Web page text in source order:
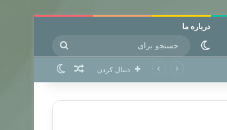
درباره ما
تغییر پوسته
برای دنبال کردن نوشته تصادفی